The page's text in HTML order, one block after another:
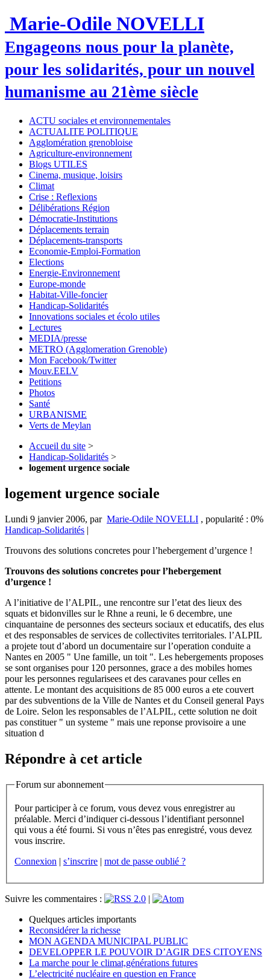
Marie-Odile NOVELLI
Engageons nous pour la planète,
pour les solidarités, pour un nouvel
humanisme au 21ème siècle
ACTU sociales et environnementales
ACTUALITE POLITIQUE
Agglomération grenobloise
Agriculture-environnement
Blogs UTILES
Cinema, musique, loisirs
Climat
Crise : Reflexions
Délibérations Région
Démocratie-Institutions
Déplacements terrain
Déplacements-transports
Economie-Emploi-Formation
Elections
Energie-Environnement
Europe-monde
Habitat-Ville-foncier
Handicap-Solidarités
Innovations sociales et écolo utiles
Lectures
MEDIA/presse
METRO (Agglomeration Grenoble)
Mon Facebook/Twitter
Mouv.EELV
Petitions
Photos
Santé
URBANISME
Verts de Meylan
Accueil du site >
Handicap-Solidarités >
logement urgence sociale
logement urgence sociale
Lundi 9 janvier 2006, par Marie-Odile NOVELLI , popularité : 0%
Handicap-Solidarités |
Trouvons des solutions concretes pour l’hebergement d’urgence !
Trouvons des solutions concretes pour l’hebergement
d’urgence !
A l’initiative de l’ALPIL, une rencontre sur l’etat des lieux des
squats et bidonvilles sur le Rhne a reuni, le 6 decembre, une
cinquantaine de personnes des secteurs sociaux et educatifs, des elus
et des responsables de services de collectivites territoriales. l’ALPIL
a projete tout d’abord un documentaire sur l’operation conduite a
Nantes en 2005 " Une famille, un toit ". Les hebergements proposes
se sont organises pour 120 personnes, grace a des mobiles homes
pour les personnes regularisees et des caravanes pour celles en
attente. Le montant des acquisitions de 85 000 euros a ete couvert
par des subventions de la Ville de Nantes et du Conseil general Pays
de Loire. Selon les responsables de l’ALPIL, cette solution ne doit
pas constituer " un systeme " mais une reponse provisoire a une
situation d
Répondre à cet article
Forum sur abonnement
Pour participer à ce forum, vous devez vous enregistrer au
préalable. Merci d’indiquer ci-dessous l’identifiant personnel
qui vous a été fourni. Si vous n’êtes pas enregistré, vous devez
vous inscrire.
Connexion | s’inscrire | mot de passe oublié ?
Suivre les commentaires :
|
Quelques articles importants
Reconsidérer la richesse
MON AGENDA MUNICIPAL PUBLIC
DEVELOPPER LE POUVOIR D’AGIR DES CITOYENS
La marche pour le climat,générations futures
L’electricité nucléaire en question en France